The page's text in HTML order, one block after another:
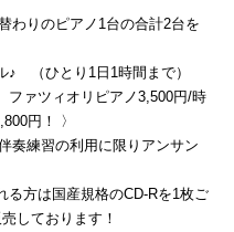
わりのピアノ1台の合計2台を
♪ （ひとり1日1時間まで）
ファツィオリピアノ3,500円/時
円！ 〉
奏練習の利用に限りアンサン
方は国産規格のCD-Rを1枚ご
しております！